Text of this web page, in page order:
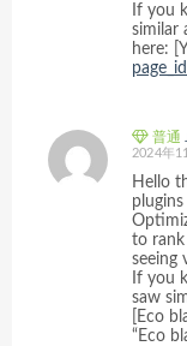
If you
similar
here:
普通
2024年
Hello
to rank
seeing
If you
saw
[Eco
“Eco